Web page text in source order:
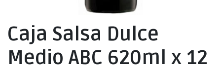
Caja Salsa Dulce
Medio ABC 620ml x 12